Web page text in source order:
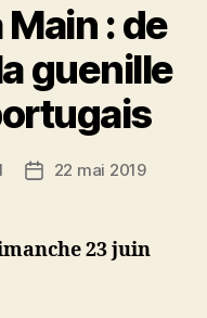
: de
guenille
Date22 mai 2019
23 juin